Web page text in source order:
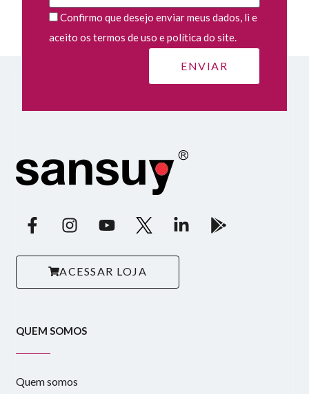
Confirmo que desejo enviar meus dados, li e
aceito os termos de uso e política do site.
ACESSAR LOJA
QUEM SOMOS
Quem somos